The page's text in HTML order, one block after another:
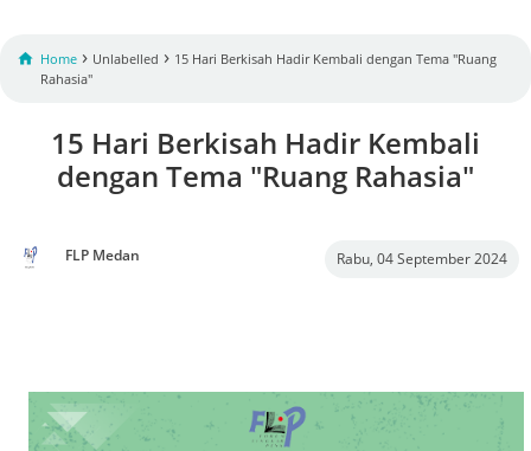
 Home › Unlabelled › 15 Hari Berkisah Hadir Kembali dengan Tema "Ruang
Rahasia"
15 Hari Berkisah Hadir Kembali
dengan Tema "Ruang Rahasia"
FLP Medan Rabu, 04 September 2024